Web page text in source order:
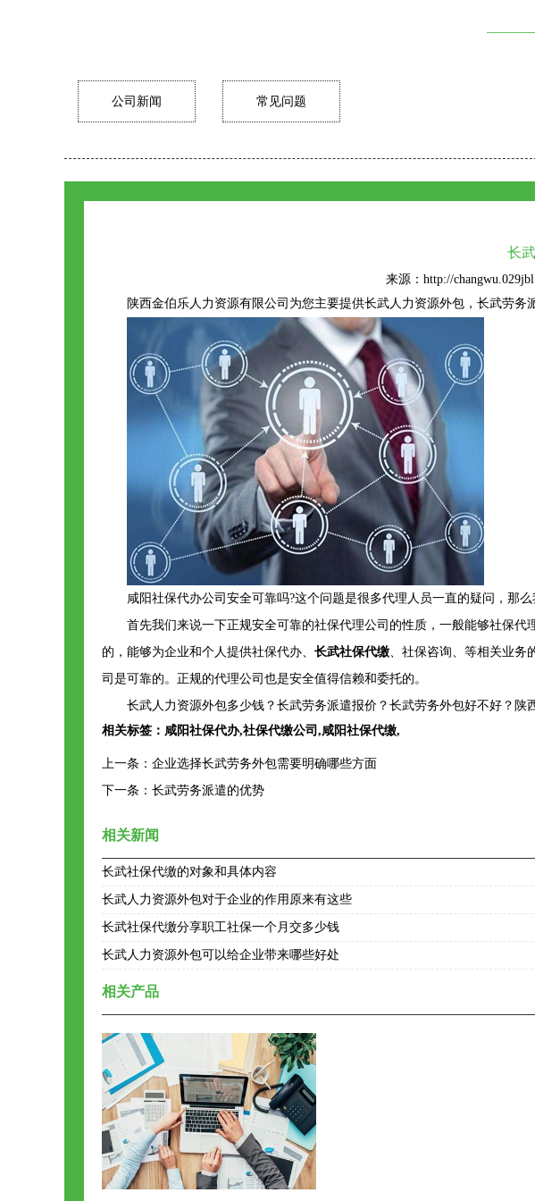
公司新闻 常见问题
长
来源：http://
陕西金伯乐人力资源有限公司为您主要提供长武人力资源外包 ，长武劳务
咸阳社保代办公司安全可靠吗?这个问题是很多代理人员一直的疑问，那
首先我们来说一下正规安全可靠的社保代理公司的性质，一般能够社保代
的，能够为企业和个人提供社保代办、 长武社保代缴、社保咨询、等相关业务
司是可靠的。正规的代理公司也是安全值得信赖和委托的。
长武人力资源外包多少钱？长武劳务派遣报价？长武劳务外包好不好？
相关标签： 咸阳社保代办,社保代缴公司 ,咸阳社保代缴,
上一条： 企业选择长武劳务外包需要明确哪些方面
下一条： 长武劳务派遣的优势
相关新闻
长武社保代缴的对象和具体内容
长武人力资源外包对于企业的作用原来有这些
长武社保代缴分享职工社保一个月交多少钱
长武人力资源外包可以给企业带来哪些好处
相关产品